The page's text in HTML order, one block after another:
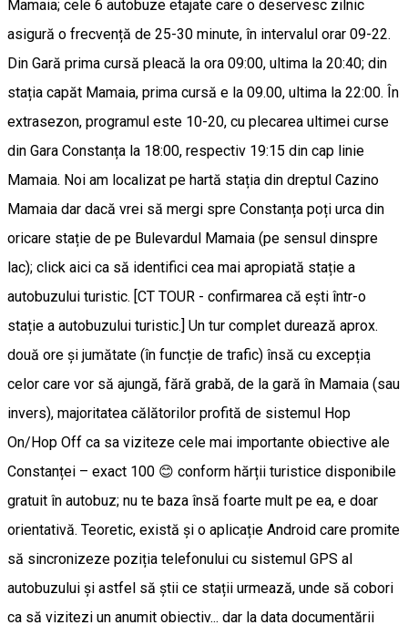
Mamaia; cele 6 autobuze etajate care o deservesc zilnic
asigură o frecvență de 25-30 minute, în intervalul orar 09-22.
Din Gară prima cursă pleacă la ora 09:00, ultima la 20:40; din
stația capăt Mamaia, prima cursă e la 09.00, ultima la 22:00. În
extrasezon, programul este 10-20, cu plecarea ultimei curse
din Gara Constanța la 18:00, respectiv 19:15 din cap linie
Mamaia. Noi am localizat pe hartă stația din dreptul Cazino
Mamaia dar dacă vrei să mergi spre Constanța poți urca din
oricare stație de pe Bulevardul Mamaia (pe sensul dinspre
lac); click aici ca să identifici cea mai apropiată stație a
autobuzului turistic. [CT TOUR - confirmarea că ești într-o
stație a autobuzului turistic.] Un tur complet durează aprox.
două ore și jumătate (în funcție de trafic) însă cu excepția
celor care vor să ajungă, fără grabă, de la gară în Mamaia (sau
invers), majoritatea călătorilor profită de sistemul Hop
On/Hop Off ca sa viziteze cele mai importante obiective ale
Constanței – exact 100 😊 conform hărții turistice disponibile
gratuit în autobuz; nu te baza însă foarte mult pe ea, e doar
orientativă. Teoretic, există și o aplicație Android care promite
să sincronizeze poziția telefonului cu sistemul GPS al
autobuzului și astfel să știi ce stații urmează, unde să cobori
ca să vizitezi un anumit obiectiv... dar la data documentării